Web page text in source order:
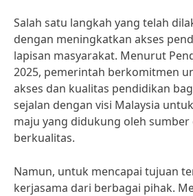
Salah satu langkah yang telah
dengan meningkatkan akses
lapisan masyarakat. Menurut
2025, pemerintah berkomitmen
akses dan kualitas pendidikan
sejalan dengan visi Malaysia
maju yang didukung oleh sumber
berkualitas.
Namun, untuk mencapai tujuan
kerjasama dari berbagai pihak.